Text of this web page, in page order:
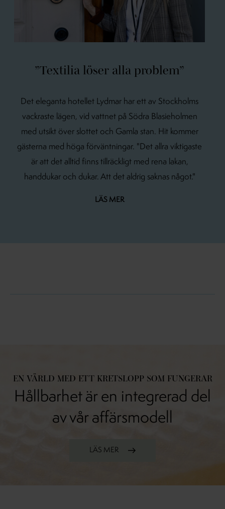
”Textilia löser alla problem”
Det eleganta hotellet Lydmar har ett av Stockholms
vackraste lägen, vid vattnet på Södra Blasieholmen
med utsikt över slottet och Gamla stan. Hit kommer
gästerna med höga förväntningar. "Det allra viktigaste
är att det alltid finns tillräckligt med rena lakan,
handdukar och dukar. Att det aldrig saknas något."
LÄS MER
EN VÄRLD MED ETT KRETSLOPP SOM FUNGERAR
Hållbarhet är en integrerad del
av vår affärsmodell
LÄS MER